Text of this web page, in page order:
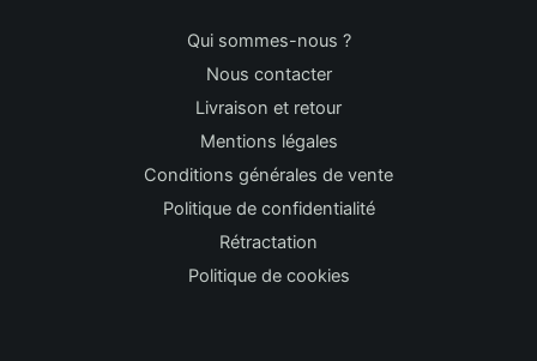
Qui sommes-nous ?
Nous contacter
Livraison et retour
Mentions légales
Conditions générales de vente
Politique de confidentialité
Rétractation
Politique de cookies